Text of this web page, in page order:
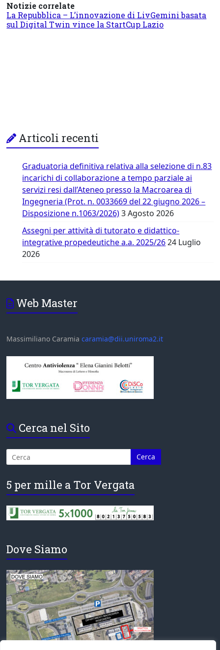
Notizie correlate
La Repubblica – L’innovazione di LivGemini basata
sul Digital Twin vince la StartCup Lazio
Articoli recenti
Graduatoria definitiva relativa alla selezione di n.83
incarichi di collaborazione a tempo parziale ai
servizi resi dall’Ateneo presso la Macroarea di
Ingegneria (Prot. n. 0033669 del 22 giugno 2026 –
Disposizione n.1063/2026) 3 Agosto 2026
Assegni per attività di tutorato e didattico-
integrative propedeutiche a.a. 2025/26 24 Luglio
2026
Web Master
Massimiliano Caramiacaramia@dii.uniroma2.it
Cerca nel Sito
5 per mille a Tor Vergata
Dove Siamo